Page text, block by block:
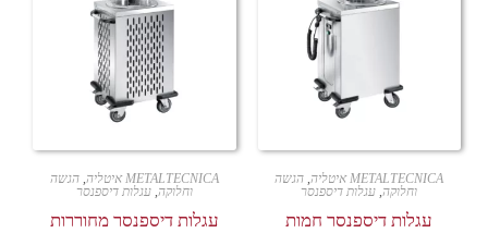
METALTECNICA איטליה , הגשה
וחלוקה, עגלות דיספנסר
עגלות דיספנסר חמות
METALTECNICA איטליה ,הגשה
וחלוקה,עגלות דיספנסר
עגלות דיספנסר מחוררות